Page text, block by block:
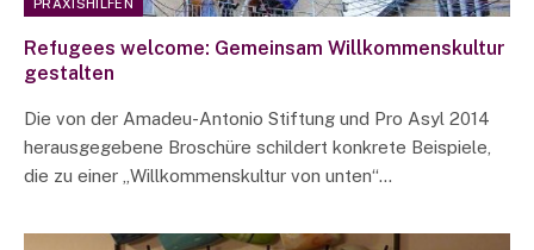
PRAXISHILFEN
Refugees welcome: Gemeinsam Willkommenskultur
gestalten
Die von der Amadeu-Antonio Stiftung und Pro Asyl 2014
herausgegebene Broschüre schildert konkrete Beispiele,
die zu einer „Willkommenskultur von unten“…